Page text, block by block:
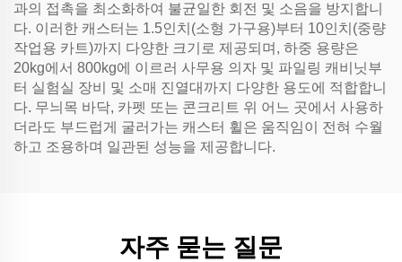
과의 접촉을 최소화하여 불균일한 회전 및 소음을 방지합니
다. 이러한 캐스터는 1.5인치(소형 가구용)부터 10인치(중량
작업용 카트)까지 다양한 크기로 제공되며, 하중 용량은
20kg에서 800kg에 이르러 사무용 의자 및 파일링 캐비닛부
터 실험실 장비 및 소매 진열대까지 다양한 용도에 적합합니
다. 무늬목 바닥, 카펫 또는 콘크리트 위 어느 곳에서 사용하
더라도 부드럽게 굴러가는 캐스터 휠은 움직임이 전혀 수월
하고 조용하며 일관된 성능을 제공합니다.
자주 묻는 질문